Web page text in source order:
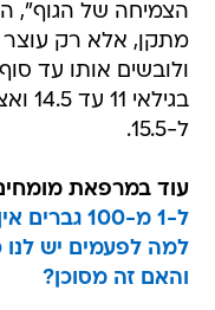
הצמיחה של הגוף",
מתקן, אלא רק
ולובשים אותו עד
ל-15.5.
עוד במרפאת
ל-1 מ-100 גברים אין זרע בכלל. למה זה קורה?
למה לפעמים יש
והאם זה מסוכן?